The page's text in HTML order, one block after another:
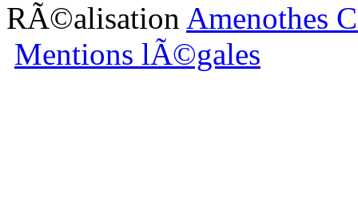
RÃ©alisation Amenothes
Mentions lÃ©gales